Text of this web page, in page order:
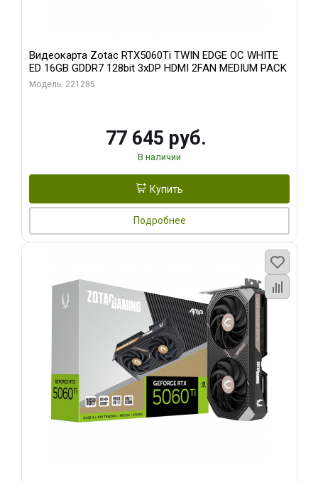
Видеокарта Zotac RTX5060Ti TWIN EDGE OC WHITE
ED 16GB GDDR7 128bit 3xDP HDMI 2FAN MEDIUM PACK
Модель: 221285
77 645 руб.
В наличии
Купить
Подробнее